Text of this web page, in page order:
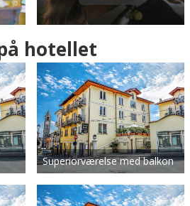
hotellet
Superiorværelse med balkon